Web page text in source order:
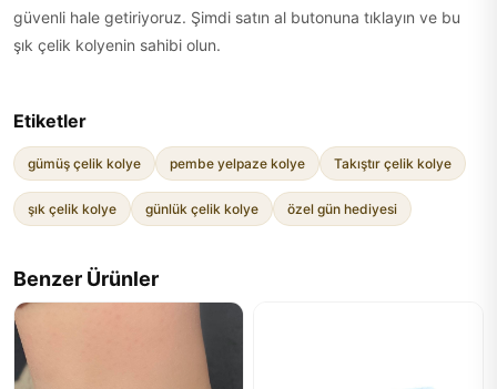
güvenli hale getiriyoruz. Şimdi satın al butonuna tıklayın ve bu
şık çelik kolyenin sahibi olun.
Etiketler
gümüş çelik kolye pembe yelpaze kolye Takıştır çelik kolye
şık çelik kolye günlük çelik kolye özel gün hediyesi
Benzer Ürünler